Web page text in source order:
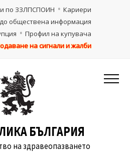
Кариери
по ЗЗЛПСПОИН
обществена информация
Профил на купувача
на сигнали и жалби
БЪЛГАРИЯ
на здравеопазването